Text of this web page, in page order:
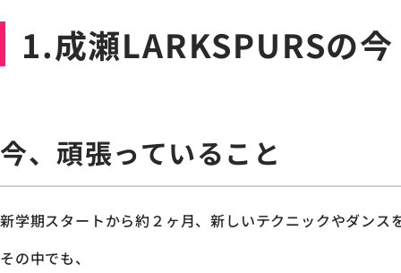
1.成瀬LARKSPURSの今
今、頑張っていること
新学期スタートから約２ヶ月、新しいテクニックやダンス
その中でも、